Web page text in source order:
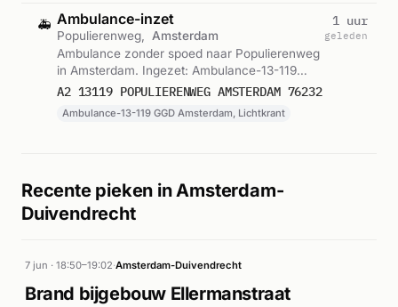
🚑 Ambulance-inzet
Populierenweg,
Amsterdam
Ambulance zonder spoed naar Populierenweg
in Amsterdam. Ingezet: Ambulance-13-119
GGD Amsterdam, Lichtkrant. Gemeld om 05:11.
A2 13119 POPULIERENWEG AMSTERDAM 76232
Ambulance-13-119 GGD Amsterdam, Lichtkrant
1 uur
geleden
Recente pieken in Amsterdam-
Duivendrecht
7 jun · 18:50–19:02·Amsterdam-Duivendrecht
Brand bijgebouw Ellermanstraat